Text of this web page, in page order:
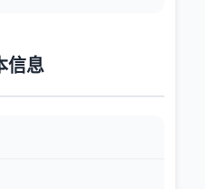
信息